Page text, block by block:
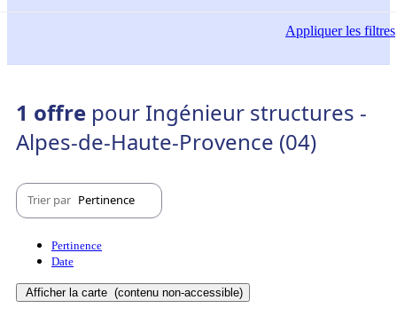
Appliquerles filtres
1 offre pour Ingénieur structures -
Alpes-de-Haute-Provence (04)
Trier par Pertinence
Pertinence
Date
Afficher la carte (contenu non-accessible)